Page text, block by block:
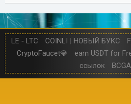
LE - LTC COINLI | НОВЫЙ БУКС
CryptoFaucet💎
earn USDT for
ссылок